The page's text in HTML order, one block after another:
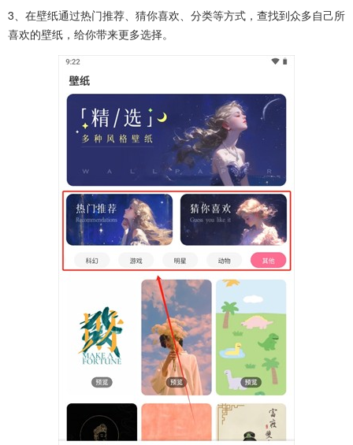
3、在壁纸通过热门推荐、猜你喜欢、分类等方式，查找到众多自己所
喜欢的壁纸，给你带来更多选择。